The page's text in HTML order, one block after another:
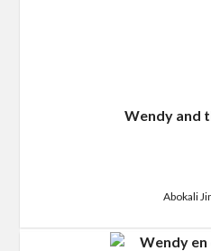
Wendy and
Abokali